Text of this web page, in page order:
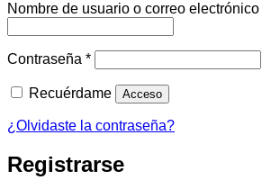
Nombre de usuario o correo electrónico
Contraseña *Obligatorio
Recuérdame Acceso
¿Olvidaste la contraseña?
Registrarse